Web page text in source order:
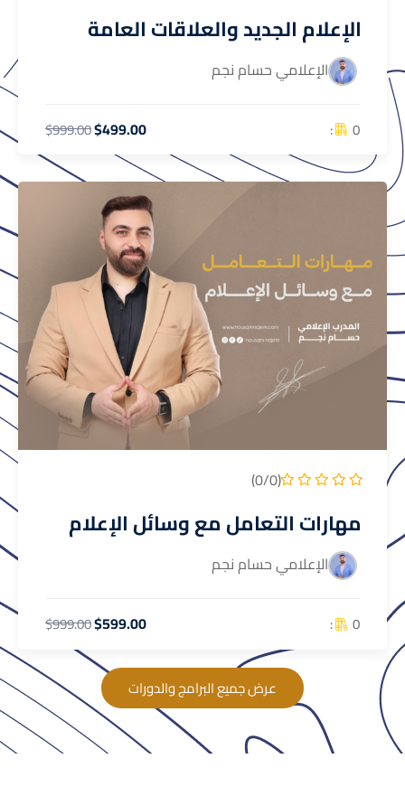
الإعلام الجديد والعلاقات العامة
الإعلامي حسام نجم
0 :
$499.00
$999.00
(0/0)
مهارات التعامل مع وسائل الإعلام
الإعلامي حسام نجم
0 :
$599.00
$999.00
عرض جميع البرامج والدورات